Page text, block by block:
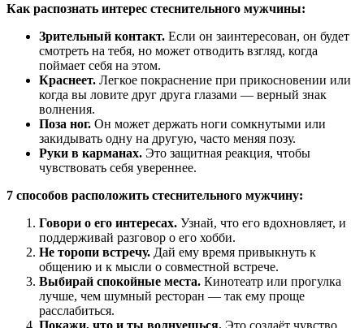
Как распознать интерес стеснительного мужчины:
Зрительный контакт. Если он заинтересован, он будет
смотреть на тебя, но может отводить взгляд, когда
поймает себя на этом.
Краснеет. Легкое покраснение при прикосновении или
когда вы ловите друг друга глазами — верный знак
волнения.
Поза ног. Он может держать ноги сомкнутыми или
закидывать одну на другую, часто меняя позу.
Руки в карманах. Это защитная реакция, чтобы
чувствовать себя увереннее.
7 способов расположить стеснительного мужчину:
Говори о его интересах. Узнай, что его вдохновляет, и
поддерживай разговор о его хобби.
Не торопи встречу. Дай ему время привыкнуть к
общению и к мысли о совместной встрече.
Выбирай спокойные места. Кинотеатр или прогулка
лучше, чем шумный ресторан — так ему проще
расслабиться.
Покажи, что и ты волнуешься. Это создаёт чувство